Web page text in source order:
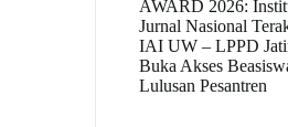
AWARD 2026:
Jurnal Nasional
IAI UW – LPPD
Buka Akses
Lulusan Pesantren